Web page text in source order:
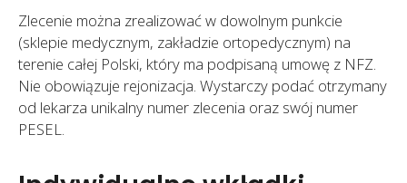
Zlecenie można zrealizować w dowolnym punkcie
(sklepie medycznym, zakładzie ortopedycznym) na
terenie całej Polski, który ma podpisaną umowę z NFZ.
Nie obowiązuje rejonizacja. Wystarczy podać otrzymany
od lekarza unikalny numer zlecenia oraz swój numer
PESEL.